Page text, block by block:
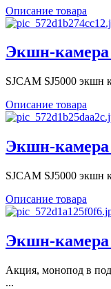
Описание товара
Экшн-камера
SJCAM SJ5000 экшн
Описание товара
Экшн-камера
SJCAM SJ5000 экшн
Описание товара
Экшн-камера
Акция, монопод в
...